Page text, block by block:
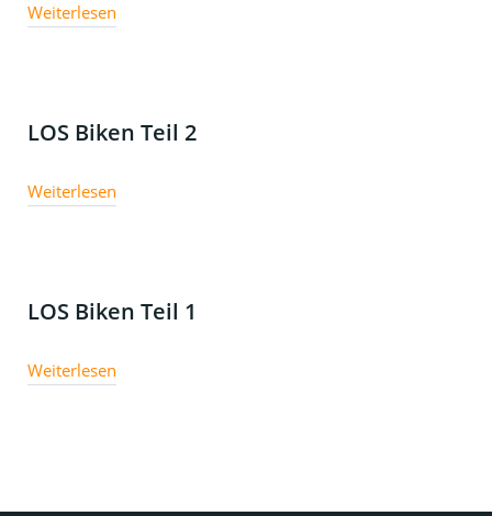
Weiterlesen
LOS Biken Teil 2
Weiterlesen
LOS Biken Teil 1
Weiterlesen